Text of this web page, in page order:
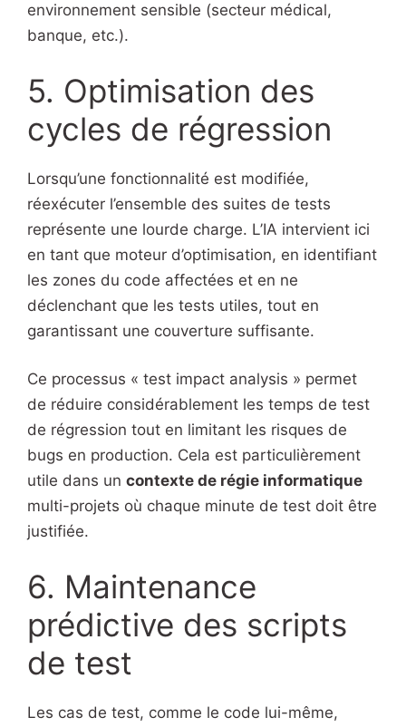
environnement sensible (secteur médical,
banque, etc.).
5. Optimisation des
cycles de régression
Lorsqu’une fonctionnalité est modifiée,
réexécuter l’ensemble des suites de tests
représente une lourde charge. L’IA intervient ici
en tant que moteur d’optimisation, en identifiant
les zones du code affectées et en ne
déclenchant que les tests utiles, tout en
garantissant une couverture suffisante.
Ce processus « test impact analysis » permet
de réduire considérablement les temps de test
de régression tout en limitant les risques de
bugs en production. Cela est particulièrement
utile dans un contexte de régie informatique
multi-projets où chaque minute de test doit être
justifiée.
6. Maintenance
prédictive des scripts
de test
Les cas de test, comme le code lui-même,